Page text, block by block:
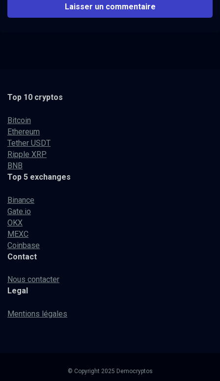
Top 10 cryptos
Bitcoin
Ethereum
Tether USDT
Ripple XRP
BNB
Top 5 exchanges
Binance
Gate.io
OKX
MEXC
Coinbase
Contact
Nous contacter
Legal
Mentions légales
© Copyright 2025 Democryptos